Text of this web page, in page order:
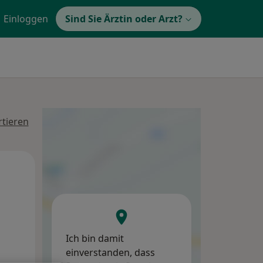
Einloggen Sind Sie Ärztin oder Arzt?
Ich bin damit
einverstanden, dass